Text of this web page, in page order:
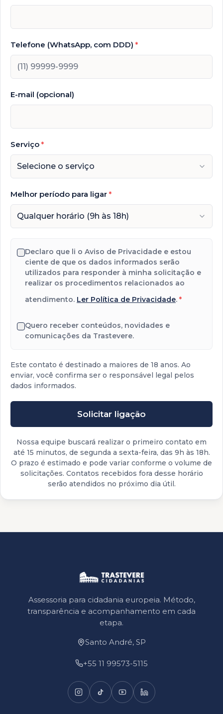
Telefone (WhatsApp, com DDD) *
E-mail (opcional)
Serviço *
Selecione o serviço
Melhor período para ligar *
Qualquer horário (9h às 18h)
Declaro que li o Aviso de Privacidade e estou
ciente de que os dados informados serão
utilizados para responder à minha solicitação e
realizar os procedimentos relacionados ao
atendimento. Ler Política de Privacidade. *
Quero receber conteúdos, novidades e
comunicações da Trastevere.
Este contato é destinado a maiores de 18 anos. Ao
enviar, você confirma ser o responsável legal pelos
dados informados.
Solicitar ligação
Nossa equipe buscará realizar o primeiro contato em
até 15 minutos, de segunda a sexta-feira, das 9h às 18h.
O prazo é estimado e pode variar conforme o volume de
solicitações. Contatos recebidos fora desse horário
serão atendidos no próximo dia útil.
Assessoria para cidadania europeia. Método,
transparência e acompanhamento em cada
etapa.
Santo André, SP
+55 11 99573-5115